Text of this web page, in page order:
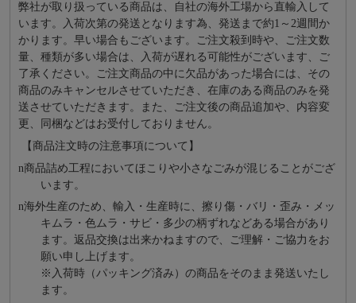
弊社が取り扱っている商品は、自社の海外工場から直輸入して
います。入荷次第の発送となります為、発送まで約1～2週間か
かります。早い場合もございます。ご注文殺到時や、ご注文数
量、種類が多い場合は、入荷が遅れる可能性がございます、ご
了承ください。ご注文商品の中に欠品があった場合には、その
商品のみキャンセルさせていただき、在庫のある商品のみを発
送させていただきます。また、ご注文後の商品追加や、内容変
更、同梱などはお受付しておりません。
【商品注文時の注意事項について】
n商品詰め⼯程においてほこりや⼩さなごみが混じることがござ
います。
n海外⽣産のため、輸⼊・⽣産時に、擦り傷・バリ・歪み・メッ
キムラ・色ムラ・サビ・多少の柄ずれなどある場合があり
ます。返品交換は出来かねますので、ご理解・ご協⼒をお
願い申し上げます。
※⼊荷時（パッキング済み）の商品をそのまま発送いたし
ます。